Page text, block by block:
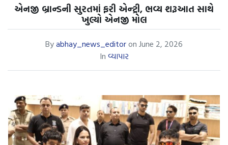
એનજી બ્રાન્ડની સુરતમાં ફરી એન્ટ્રી, ભવ્ય શરૂઆત સાથે
ખુલ્યો એનજી મોલ
Byabhay_news_editoron June 2, 2026
In વ્યાપાર